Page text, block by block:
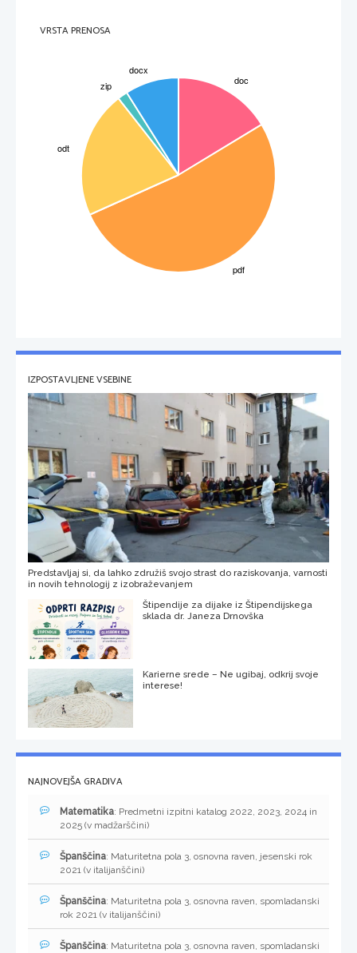
VRSTA PRENOSA
IZPOSTAVLJENE VSEBINE
Predstavljaj si, da lahko združiš svojo strast do raziskovanja, varnosti
in novih tehnologij z izobraževanjem
Štipendije za dijake iz Štipendijskega
sklada dr. Janeza Drnovška
Karierne srede – Ne ugibaj, odkrij svoje
interese!
NAJNOVEJŠA GRADIVA
Matematika: Predmetni izpitni katalog 2022, 2023, 2024 in
2025 (v madžarščini)
Španščina: Maturitetna pola 3, osnovna raven, jesenski rok
2021 (v italijanščini)
Španščina: Maturitetna pola 3, osnovna raven, spomladanski
rok 2021 (v italijanščini)
Španščina: Maturitetna pola 3, osnovna raven, spomladanski